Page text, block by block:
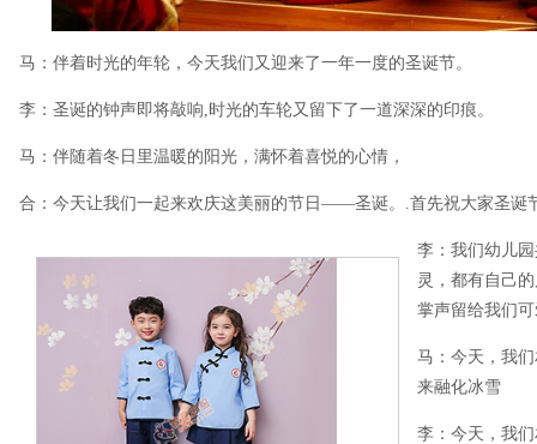
马：伴着时光的年轮，今天我们又迎来了一年一度的圣诞节。
李：圣诞的钟声即将敲响,时光的车轮又留下了一道深深的印痕。
马：伴随着冬日里温暖的阳光，满怀着喜悦的心情，
合：今天让我们一起来欢庆这美丽的节日——圣诞。.首先祝大家圣诞
李：我们幼儿
灵，都有自己
掌声留给我们
马：今天，我
来融化冰雪
李：今天，我